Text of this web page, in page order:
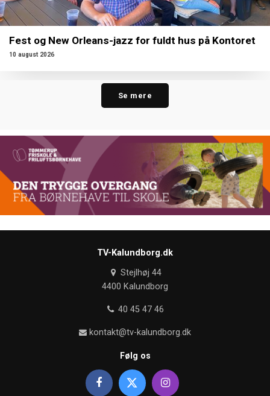
Fest og New Orleans-jazz for fuldt hus på Kontoret
10 august 2026
Se mere
TV-Kalundborg.dk
Stejlhøj 44
4400 Kalundborg
40 45 47 46
kontakt@tv-kalundborg.dk
Følg os